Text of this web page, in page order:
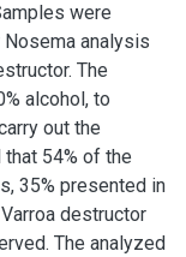
were
analysis
The
alcohol, to
out the
54% of the
35% presented in
destructor
The analyzed